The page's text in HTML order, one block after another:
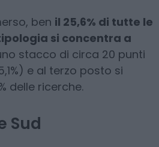
ben il 25,6% di tutte le
si concentra a
stacco di circa 20 punti
e al terzo posto si
delle ricerche.
Sud